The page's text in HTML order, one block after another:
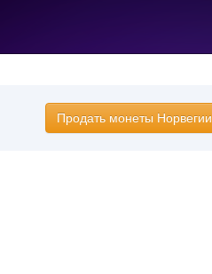
Продать монеты Норвегии